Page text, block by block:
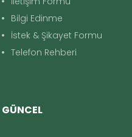
Bilgi Edinme
İstek & Şikayet Formu
Telefon Rehberi
GÜNCEL